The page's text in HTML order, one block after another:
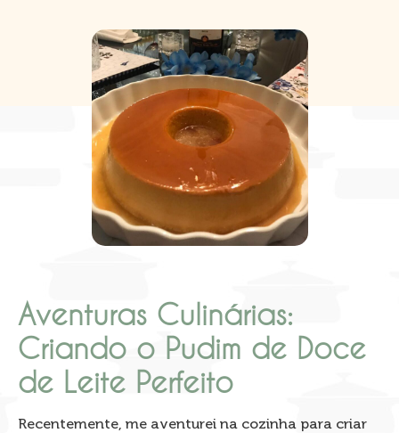
Aventuras Culinárias:
Criando o Pudim de Doce
de Leite Perfeito
Recentemente, me aventurei na cozinha para criar